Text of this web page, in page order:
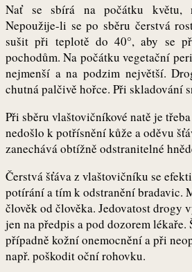
Nať se sbírá na počátku květu,
Nepoužije-li se po sběru čerstvá
sušit při teplotě do 40°, aby se
pochodům. Na počátku vegetační
nejmenší a na podzim největší.
chutná palčivě hořce. Při skladování
Při sběru vlaštovičníkové natě je
nedošlo k potřísnění kůže a oděvu
zanechává obtížně odstranitelné
Čerstvá šťáva z vlaštovičníku se
potírání a tím k odstranění bradavic.
člověk od člověka. Jedovatost drogy
jen na předpis a pod dozorem lékaře.
případně kožní onemocnění a při
např. poškodit oční rohovku.